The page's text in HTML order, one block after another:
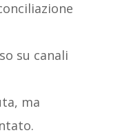
su canali
ma